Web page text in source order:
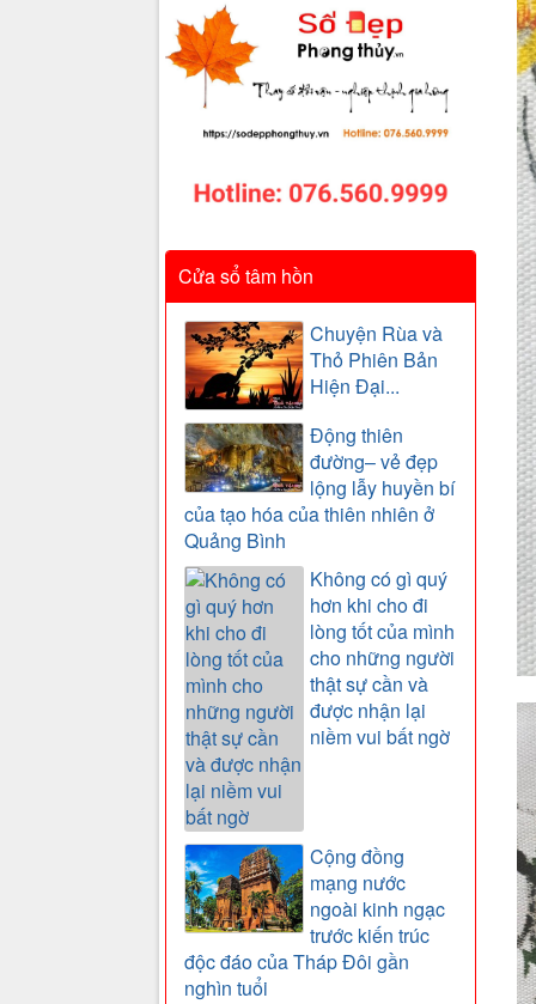
Cửa sổ tâm hồn
Chuyện Rùa và
Thỏ Phiên Bản
Hiện Đại...
Động thiên
đường– vẻ đẹp
lộng lẫy huyền bí
của tạo hóa của thiên nhiên ở
Quảng Bình
Không có gì quý
hơn khi cho đi
lòng tốt của mình
cho những người
thật sự cần và
được nhận lại
niềm vui bất ngờ
Cộng đồng
mạng nước
ngoài kinh ngạc
trước kiến trúc
độc đáo của Tháp Đôi gần
nghìn tuổi